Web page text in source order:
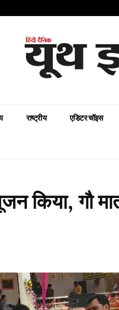
राष्ट्रीय एडिटर चॉइस
किया, गौ